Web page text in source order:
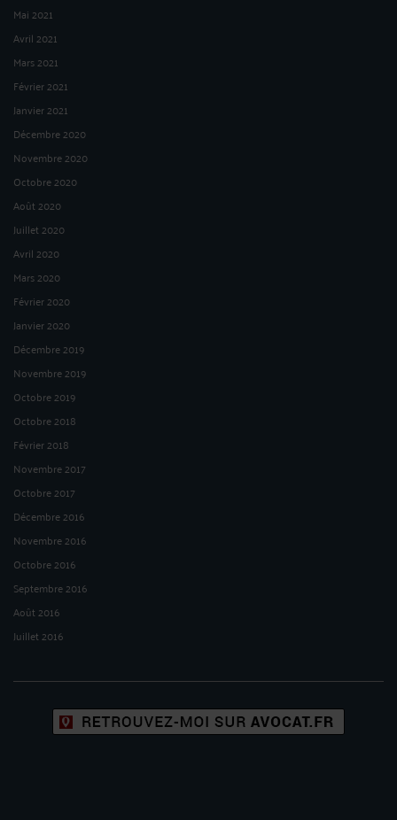
Mai 2021
Avril 2021
Mars 2021
Février 2021
Janvier 2021
Décembre 2020
Novembre 2020
Octobre 2020
Août 2020
Juillet 2020
Avril 2020
Mars 2020
Février 2020
Janvier 2020
Décembre 2019
Novembre 2019
Octobre 2019
Octobre 2018
Février 2018
Novembre 2017
Octobre 2017
Décembre 2016
Novembre 2016
Octobre 2016
Septembre 2016
Août 2016
Juillet 2016